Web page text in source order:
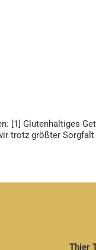
[1] Glutenhaltiges
trotz größter
Thier